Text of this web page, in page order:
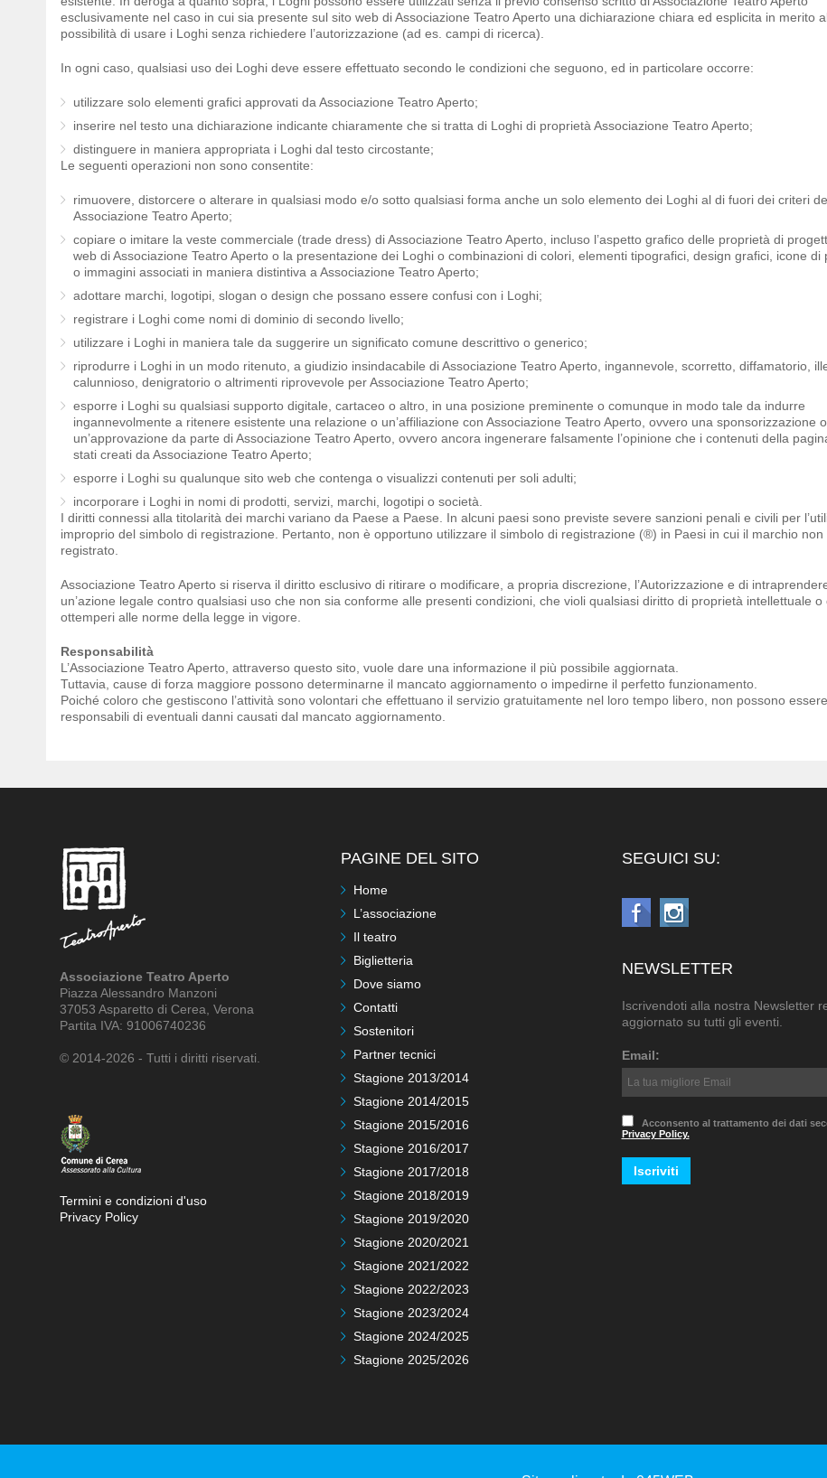
esclusivamente nel caso in cui sia presente sul sito web di Associazione Teatro Aperto una dichiarazione chiara ed esplicita in merito
possibilità di usare i Loghi senza richiedere l’autorizzazione (ad es. campi di ricerca).
In ogni caso, qualsiasi uso dei Loghi deve essere effettuato secondo le condizioni che seguono, ed in particolare occorre:
utilizzare solo elementi grafici approvati da Associazione Teatro Aperto;
inserire nel testo una dichiarazione indicante chiaramente che si tratta di Loghi di proprietà Associazione Teatro Aperto;
distinguere in maniera appropriata i Loghi dal testo circostante;
Le seguenti operazioni non sono consentite:
rimuovere, distorcere o alterare in qualsiasi modo e/o sotto qualsiasi forma anche un solo elemento dei Loghi al di fuori dei criteri
Associazione Teatro Aperto;
copiare o imitare la veste commerciale (trade dress) di Associazione Teatro Aperto, incluso l’aspetto grafico delle proprietà di
web di Associazione Teatro Aperto o la presentazione dei Loghi o combinazioni di colori, elementi tipografici, design grafici, icone di
o immagini associati in maniera distintiva a Associazione Teatro Aperto;
adottare marchi, logotipi, slogan o design che possano essere confusi con i Loghi;
registrare i Loghi come nomi di dominio di secondo livello;
utilizzare i Loghi in maniera tale da suggerire un significato comune descrittivo o generico;
riprodurre i Loghi in un modo ritenuto, a giudizio insindacabile di Associazione Teatro Aperto, ingannevole, scorretto, diffamatorio,
calunnioso, denigratorio o altrimenti riprovevole per Associazione Teatro Aperto;
esporre i Loghi su qualsiasi supporto digitale, cartaceo o altro, in una posizione preminente o comunque in modo tale da indurre
ingannevolmente a ritenere esistente una relazione o un’affiliazione con Associazione Teatro Aperto, ovvero una sponsorizzazione o
un’approvazione da parte di Associazione Teatro Aperto, ovvero ancora ingenerare falsamente l’opinione che i contenuti della
stati creati da Associazione Teatro Aperto;
esporre i Loghi su qualunque sito web che contenga o visualizzi contenuti per soli adulti;
incorporare i Loghi in nomi di prodotti, servizi, marchi, logotipi o società.
I diritti connessi alla titolarità dei marchi variano da Paese a Paese. In alcuni paesi sono previste severe sanzioni penali e civili per
improprio del simbolo di registrazione. Pertanto, non è opportuno utilizzare il simbolo di registrazione (®) in Paesi in cui il marchio non
registrato.
Associazione Teatro Aperto si riserva il diritto esclusivo di ritirare o modificare, a propria discrezione, l’Autorizzazione e di
un’azione legale contro qualsiasi uso che non sia conforme alle presenti condizioni, che violi qualsiasi diritto di proprietà intellettuale o
ottemperi alle norme della legge in vigore.
Responsabilità
L’Associazione Teatro Aperto, attraverso questo sito, vuole dare una informazione il più possibile aggiornata.
Tuttavia, cause di forza maggiore possono determinarne il mancato aggiornamento o impedirne il perfetto funzionamento.
Poiché coloro che gestiscono l’attività sono volontari che effettuano il servizio gratuitamente nel loro tempo libero, non possono
responsabili di eventuali danni causati dal mancato aggiornamento.
Associazione Teatro Aperto
Piazza Alessandro Manzoni
37053 Asparetto di Cerea, Verona
Partita IVA: 91006740236
© 2014-2026 - Tutti i diritti riservati.
Termini e condizioni d'uso
Privacy Policy
PAGINE DEL SITO
Home
L’associazione
Il teatro
Biglietteria
Dove siamo
Contatti
Sostenitori
Partner tecnici
Stagione 2013/2014
Stagione 2014/2015
Stagione 2015/2016
Stagione 2016/2017
Stagione 2017/2018
Stagione 2018/2019
Stagione 2019/2020
Stagione 2020/2021
Stagione 2021/2022
Stagione 2022/2023
Stagione 2023/2024
Stagione 2024/2025
Stagione 2025/2026
SEGUICI SU:
NEWSLETTER
Iscrivendoti alla nostra Newsletter
aggiornato su tutti gli eventi.
Email:
Acconsento al trattamento dei dati
Privacy Policy.